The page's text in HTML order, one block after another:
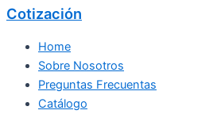
Cotización
Home
Sobre Nosotros
Preguntas Frecuentas
Catálogo